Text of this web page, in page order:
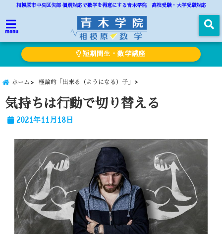
相模原市中央区矢部 個別対応で数学を得意にする青木学院 高校受験・大学受験対応
menu
短期間生・数学講座
ホーム 極論的「出来る（ようになる）子」
気持ちは行動で切り替える
2021年11月18日